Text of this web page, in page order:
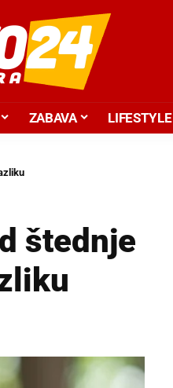
ZABAVA LIFESTYLE
štednje